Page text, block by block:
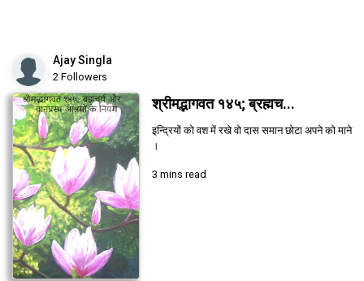
Ajay Singla
2 Followers
श्रीमद्भागवत १४५; ब्रह्मच...
इन्द्रियों को वश में रखे वो दास समान छोटा अपने को माने
।
3 mins read